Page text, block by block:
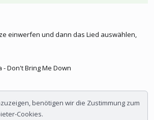
einwerfen und dann das Lied auswählen,
- Don't Bring Me Down
benötigen wir die Zustimmung zum
Cookies.